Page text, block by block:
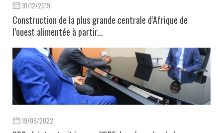
10/12/2019
Construction de la plus grande centrale d’Afrique de
l’ouest alimentée à partir...
19/05/2022